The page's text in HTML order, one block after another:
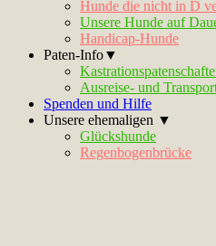
Hunde die nicht in D
Unsere Hunde auf
Handicap-Hunde
Paten-Info▼
Ausreise- und
Spenden und Hilfe
Unsere ehemaligen ▼
Glückshunde
Regenbogenbrücke